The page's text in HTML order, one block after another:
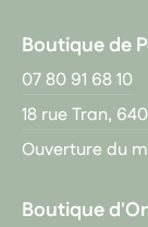
Boutique de
07 80 91 68 10
18 rue Tran,
Ouverture du
Boutique